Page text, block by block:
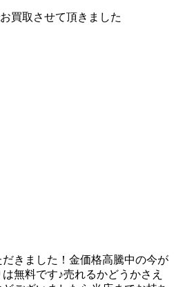
きました！金価格高騰中の今が
無料です♪売れるかどうかさえ